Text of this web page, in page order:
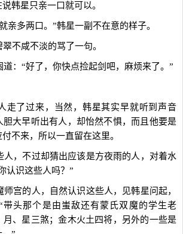
韩星只亲一口就可以。
亲多两口。”韩星一副不在意的样子。
不咸不淡的骂了一句。
道：“好了，你快点捡起剑吧，麻烦来了。”
走了过来，当然，韩星其实早就听到声音
胆大早听出有人，却怡然不惧，而且他要是
不来，所以一直留在这里。
人，不过却猜出应该是方夜雨的人，对着水
认识这些人吗？”
师宫的人，自然认识这些人，见韩星问起，
带头那个是由蚩敌还有蒙氏双魔的学生老
月、星三煞；金木火土四将，另外的一些是